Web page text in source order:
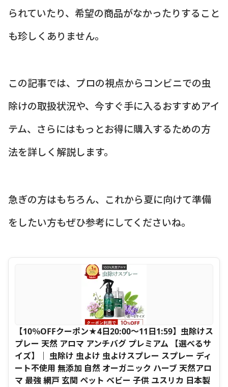
られていたり、希望の商品がなかったりすること
も珍しくありません。
この記事では、プロの視点からコンビニでの虫
除けの取扱状況や、今すぐ手に入るおすすめアイ
テム、さらにはもっとお得に購入するための方
法を詳しく解説します。
急ぎの方はもちろん、これから夏に向けて準備
をしたい方もぜひ参考にしてくださいね。
【10％OFFクーポン★4日20:00～11日1:59】虫除けス
プレー 天然 アロマ アンチバグ プレミアム 【選べるサ
イズ】｜ 虫除け 虫よけ 虫よけスプレー スプレー ディ
ート不使用 無添加 自然 オーガニック ハーブ 天然アロ
マ 最強 網戸 玄関 ペット ベビー 子供 ユスリカ 日本製